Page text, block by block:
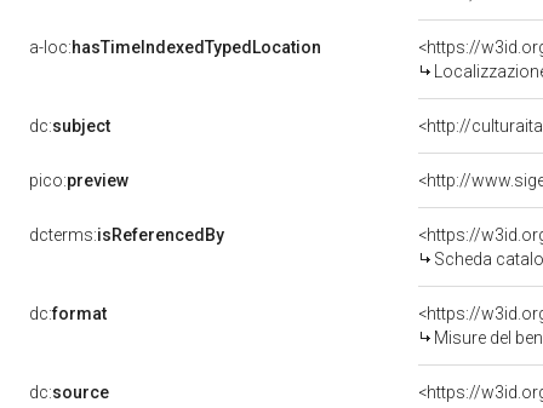
a-loc:hasTimeIndexedTypedLocation
<https://
dc:subject <http://
pico:preview
dcterms:isReferencedBy
<https://
Scheda
dc:format
<https://
Misure del
dc:source
<https://